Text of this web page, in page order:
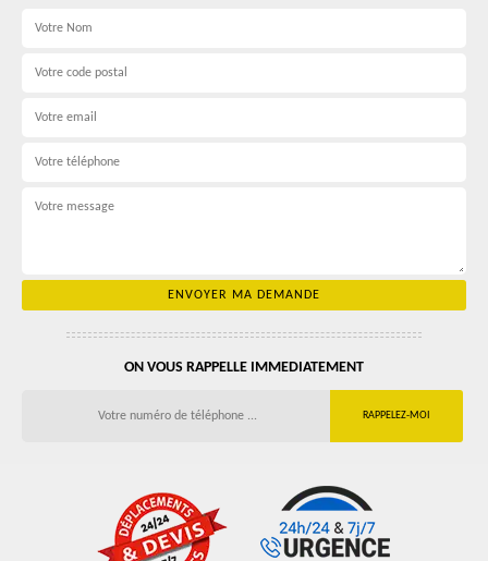
ON VOUS RAPPELLE IMMEDIATEMENT